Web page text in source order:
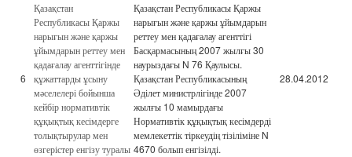
6
Қазақстан
Республикасы Қаржы
нарығын және қаржы
ұйымдарын реттеу мен
қадағалау агенттігінде
құжаттарды ұсыну
мәселелері бойынша
кейбір нормативтік
құқықтық кесімдерге
толықтырулар мен
өзгерістер енгізу туралы
Қазақстан Республикасы Қаржы
нарығын және қаржы ұйымдарын
реттеу мен қадағалау агенттігі
Басқармасының 2007 жылғы 30
наурыздағы N 76 Қаулысы.
Қазақстан Республикасының
Әділет министрлігінде 2007
жылғы 10 мамырдағы
Нормативтік құқықтық кесімдерді
мемлекеттік тіркеудің тізіліміне N
4670 болып енгізілді.
28.04.2012